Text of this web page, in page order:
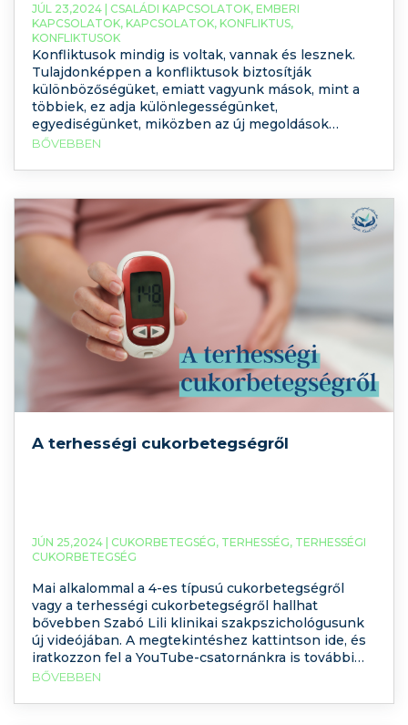
JÚL 23,2024 | CSALÁDI KAPCSOLATOK, EMBERI
KAPCSOLATOK, KAPCSOLATOK, KONFLIKTUS,
KONFLIKTUSOK
Konfliktusok mindig is voltak, vannak és lesznek.
Tulajdonképpen a konfliktusok biztosítják
különbözőségüket, emiatt vagyunk mások, mint a
többiek, ez adja különlegességünket,
egyediségünket, miközben az új megoldások
keresésével azt támogatjuk, és azt segítjük elő,
podcastben a konfliktuskezelést fogjuk górcső alá
BŐVEBBEN
A terhességi cukorbetegségről
JÚN 25,2024 | CUKORBETEGSÉG, TERHESSÉG, TERHESSÉGI
CUKORBETEGSÉG
Mai alkalommal a 4-es típusú cukorbetegségről
vagy a terhességi cukorbetegségről hallhat
bővebben Szabó Lili klinikai szakpszichológusunk
új videójában. A megtekintéshez kattintson ide, és
iratkozzon fel a YouTube-csatornánkra is további
videós tartalmakért! 1991. június 27-én rendezte
az Egészségügyi Világszervezet a cukorbetegek
BŐVEBBEN